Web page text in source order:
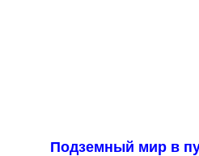
Подземный мир в